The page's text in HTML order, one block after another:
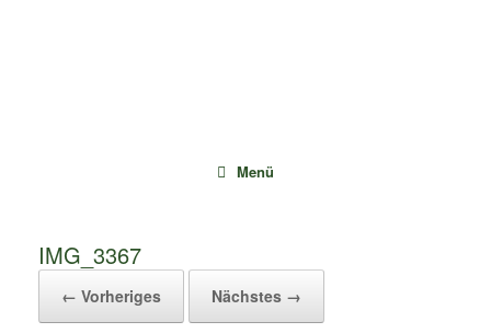
Menü
IMG_3367
← Vorheriges Nächstes →